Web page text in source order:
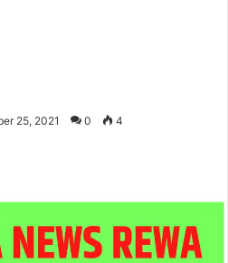
25, 2021 0 4